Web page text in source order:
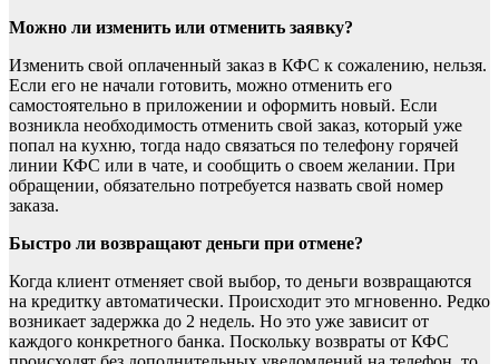
Можно ли изменить или отменить заявку?
Изменить свой оплаченный заказ в КФС к сожалению, нельзя.
Если его не начали готовить, можно отменить его
самостоятельно в приложении и оформить новый. Если
возникла необходимость отменить свой заказ, который уже
попал на кухню, тогда надо связаться по телефону горячей
линии КФС или в чате, и сообщить о своем желании. При
обращении, обязательно потребуется назвать свой номер
заказа.
Быстро ли возвращают деньги при отмене?
Когда клиент отменяет свой выбор, то деньги возвращаются
на кредитку автоматически. Происходит это мгновенно. Редко
возникает задержка до 2 недель. Но это уже зависит от
каждого конкретного банка. Поскольку возвраты от КФС